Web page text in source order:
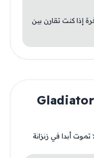
إذا كنت تقارن بين
معلومات مهمة عن Gladiator
أبدا في زنزانة